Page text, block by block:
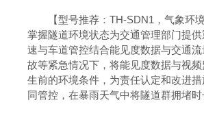
【型号推荐：TH-SDN1，气象
掌握隧道环境状态为交通管理部门提
速与车道管控结合能见度数据与交通
故等紧急情况下，将能见度数据与视
生前的环境条件，为责任认定和改进
同管控，在暴雨天气中将隧道群拥堵